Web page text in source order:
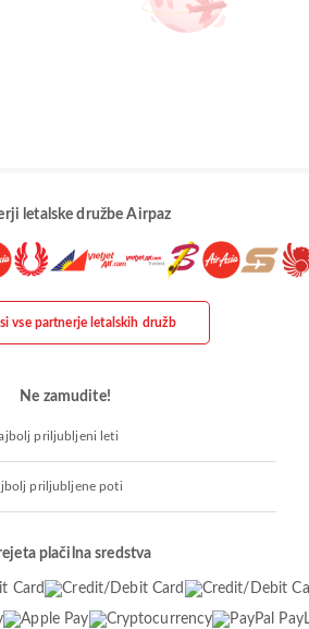
letalske družbe Airpaz
vse partnerje letalskih družb
Ne zamudite!
priljubljeni leti
priljubljene poti
plačilna sredstva